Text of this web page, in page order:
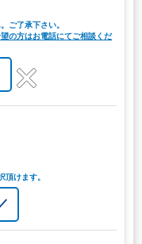
ご了承下さい。
の方はお電話にてご相談くだ
けます。